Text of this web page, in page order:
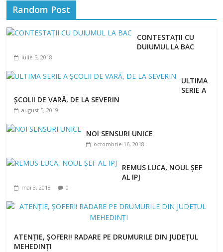
Random Post
CONTESTAŢII CU
DUIUMUL LA BAC
iulie 5, 2018
ULTIMA
SERIE A
ŞCOLII DE VARĂ, DE LA SEVERIN
august 5, 2019
NOI SENSURI UNICE
octombrie 16, 2018
REMUS LUCA, NOUL ȘEF
AL IPJ
mai 3, 2018 0
ATENȚIE, ȘOFERI! RADARE PE DRUMURILE DIN JUDEȚUL
MEHEDINȚI